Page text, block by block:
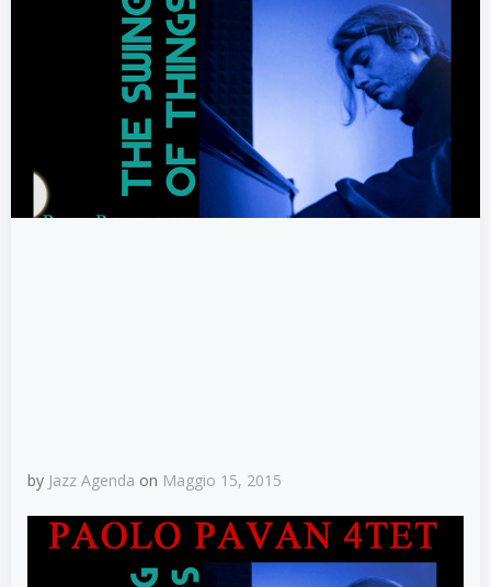
by Jazz Agenda on Maggio 15, 2015